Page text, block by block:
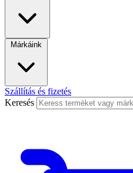
Márkáink
Szállítás és fizetés
Keresés